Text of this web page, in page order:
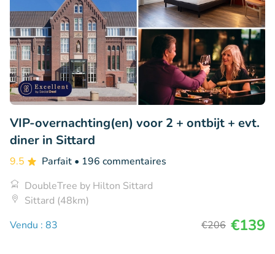
VIP-overnachting(en) voor 2 + ontbijt + evt.
diner in Sittard
9.5 Parfait • 196 commentaires
DoubleTree by Hilton Sittard
Sittard (48km)
Vendu : 83
€206 €139